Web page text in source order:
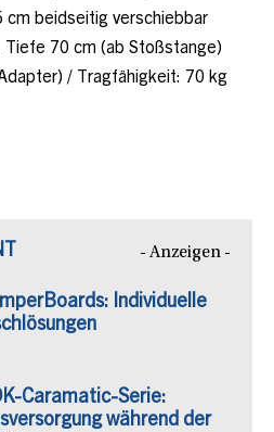
cm beidseitig verschiebbar
Tiefe 70 cm (ab Stoßstange)
/ Tragfähigkeit: 70 kg
- Anzeigen -
Individuelle
Caramatic-Serie:
während der